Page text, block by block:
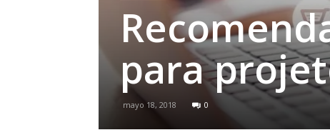
para
mayo 18, 2018 0